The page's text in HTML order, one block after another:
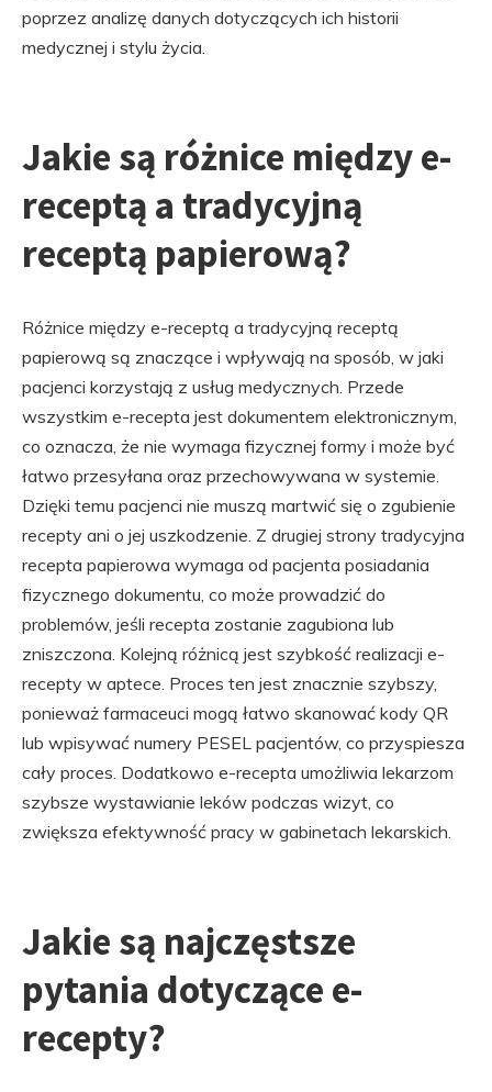
poprzez analizę danych dotyczących ich historii
medycznej i stylu życia.
Jakie są różnice między e-
receptą a tradycyjną
receptą papierową?
Różnice między e-receptą a tradycyjną receptą
papierową są znaczące i wpływają na sposób, w jaki
pacjenci korzystają z usług medycznych. Przede
wszystkim e-recepta jest dokumentem elektronicznym,
co oznacza, że nie wymaga fizycznej formy i może być
łatwo przesyłana oraz przechowywana w systemie.
Dzięki temu pacjenci nie muszą martwić się o zgubienie
recepty ani o jej uszkodzenie. Z drugiej strony tradycyjna
recepta papierowa wymaga od pacjenta posiadania
fizycznego dokumentu, co może prowadzić do
problemów, jeśli recepta zostanie zagubiona lub
zniszczona. Kolejną różnicą jest szybkość realizacji e-
recepty w aptece. Proces ten jest znacznie szybszy,
ponieważ farmaceuci mogą łatwo skanować kody QR
lub wpisywać numery PESEL pacjentów, co przyspiesza
cały proces. Dodatkowo e-recepta umożliwia lekarzom
szybsze wystawianie leków podczas wizyt, co
zwiększa efektywność pracy w gabinetach lekarskich.
Jakie są najczęstsze
pytania dotyczące e-
recepty?